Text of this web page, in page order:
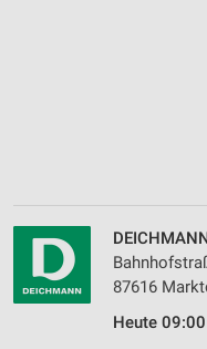
87616
Heute